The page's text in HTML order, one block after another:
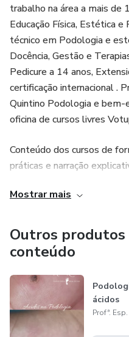
trabalho na área a mais de
Educação Física, Estética
técnico em Podologia e
Docência, Gestão e
Pedicure a 14 anos,
certificação internacional .
Quintino Podologia e
oficina de cursos livres
Conteúdo dos cursos de
práticas e narração
Mostrar mais
Outros produtos
conteúdo
ácidos